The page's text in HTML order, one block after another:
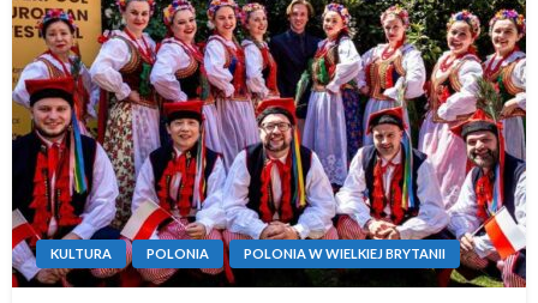
KULTURA POLONIA POLONIA W WIELKIEJ BRYTANII